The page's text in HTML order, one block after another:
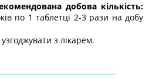
добова кількість:
по 1 таблетці 2-3 рази на добу
з лікарем.
———————————